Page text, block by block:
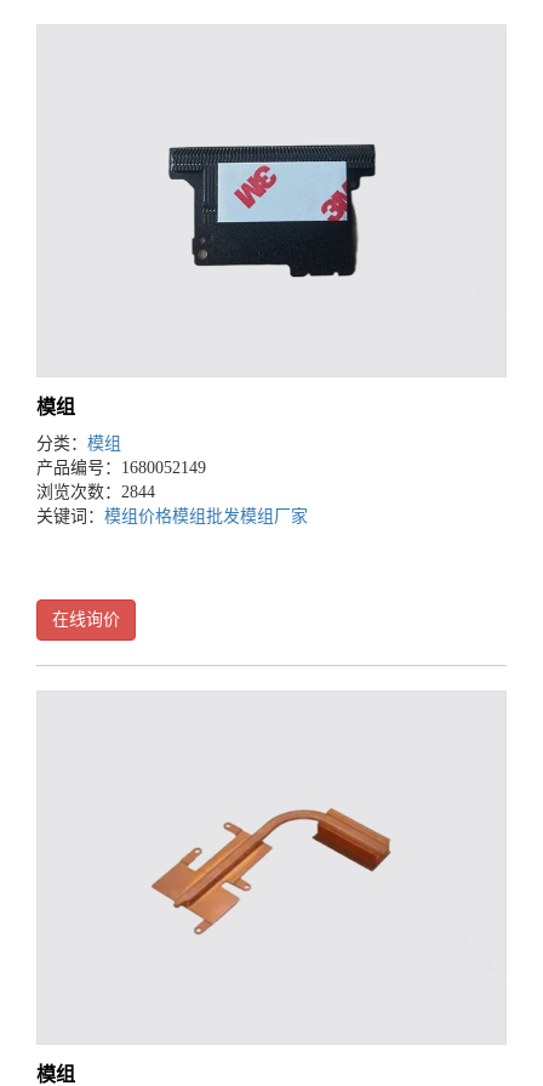
模组
分类： 模组
产品编号：1680052149
浏览次数：2844
关键词： 模组价格模组批发模组厂家
在线询价
模组